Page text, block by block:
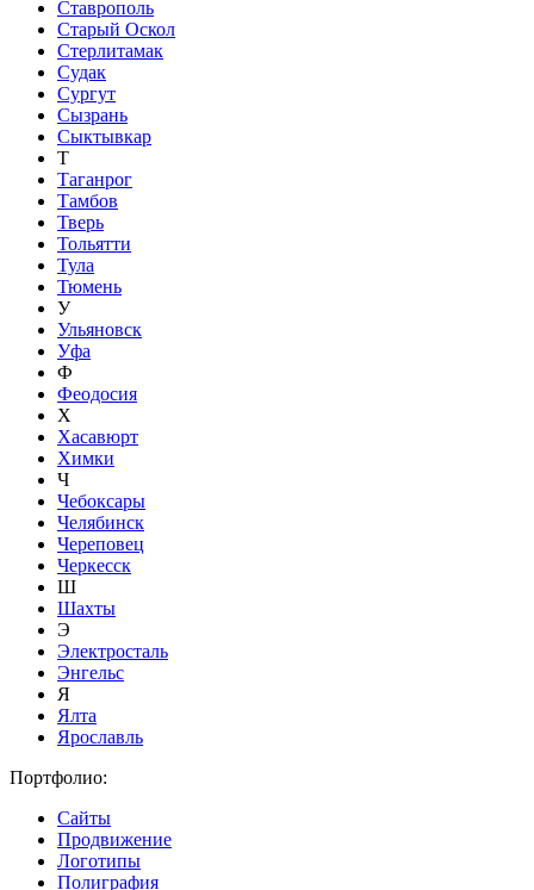
Ставрополь
Старый Оскол
Стерлитамак
Судак
Сургут
Сызрань
Сыктывкар
Т
Таганрог
Тамбов
Тверь
Тольятти
Тула
Тюмень
У
Ульяновск
Уфа
Ф
Феодосия
Х
Хасавюрт
Химки
Ч
Чебоксары
Челябинск
Череповец
Черкесск
Ш
Шахты
Э
Электросталь
Энгельс
Я
Ялта
Ярославль
Портфолио:
Сайты
Продвижение
Логотипы
Полиграфия